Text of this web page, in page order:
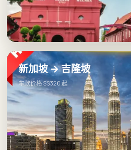
新加坡 → 吉隆坡
车款价格 S$320 起